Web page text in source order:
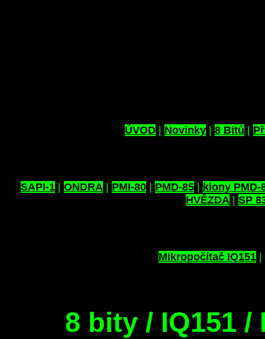
ÚVOD| Novinky| 8 Bitů |
SAPI-1| ONDRA | PMI-80| PMD-85| klony PMD-
HVĚZDA | SP
Mikropočítač IQ151|
8 bity / IQ151